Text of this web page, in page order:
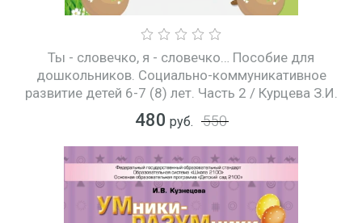
Ты - словечко, я - словечко… Пособие для
дошкольников. Социально-коммуникативное
развитие детей 6-7 (8) лет. Часть 2 / Курцева З.И.
480 руб. 550